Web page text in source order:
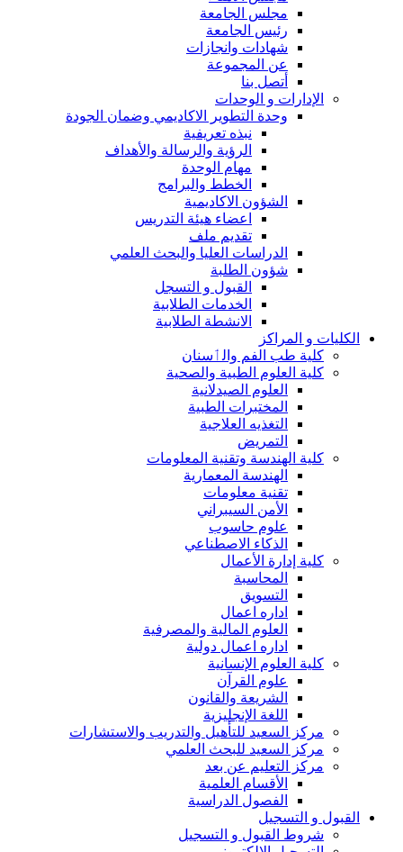
مجلس الجامعة
رئيس الجامعة
شهادات وانجازات
عن المجموعة
أتصل بنا
الإدارات و الوحدات
وحدة التطوير الاكاديمي وضمان الجودة
نبذه تعريفية
الرؤية والرسالة والأهداف
مهام الوحدة
الخطط والبرامج
الشؤون الاكاديمية
اعضاء هيئة التدريس
تقديم ملف
الدراسات العليا والبحث العلمي
شؤون الطلبة
القبول و التسجل
الخدمات الطلابية
الانشطة الطلابية
الكليات و المراكز
كلية طب الفم والٲسنان
كلية العلوم الطبية والصحية
العلوم الصيدلانية
المختبرات الطبية
التغذيه العلاجية
التمريض
كلية الهندسة وتقنية المعلومات
الهندسة المعمارية
تقنية معلومات
الأمن السيبراني
علوم حاسوب
الذكاء الاصطناعي
كلية إدارة الأعمال
المحاسبة
التسويق
اداره اعمال
العلوم المالية والمصرفية
اداره اعمال دولية
كلية العلوم الإنسانية
علوم القرآن
الشريعة والقانون
اللغة الإنجليزية
مركز السعيد للتأهيل والتدريب والاستشارات
مركز السعيد للبحث العلمي
مركز التعليم عن بعد
الأقسام العلمية
الفصول الدراسية
القبول و التسجيل
شروط القبول و التسجيل